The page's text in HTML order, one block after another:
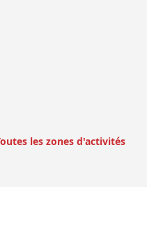
les zones d'activités